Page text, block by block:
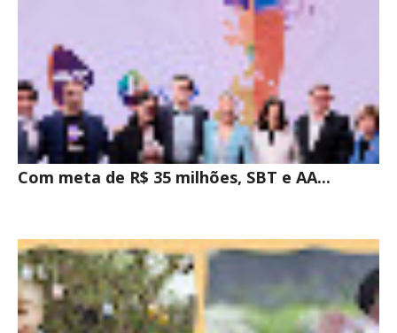
Com meta de R$ 35 milhões, SBT e AA...